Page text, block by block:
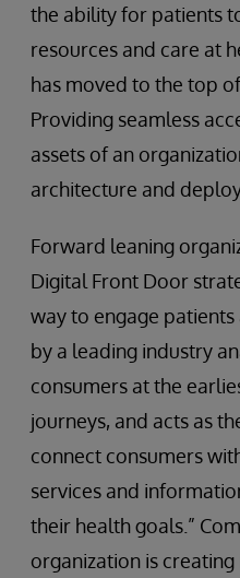
the ability for patients
resources and care at
has moved to the top
Providing seamless
assets of an
architecture and
Forward leaning
Digital Front Door
way to engage
by a leading industry
consumers at the
journeys, and acts as
connect consumers
services and
their health goals.”
organization is